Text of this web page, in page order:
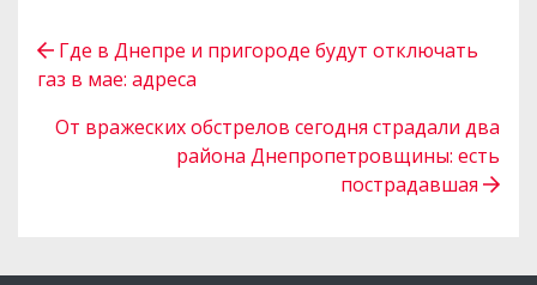
Где в Днепре и пригороде будут отключать
газ в мае: адреса
От вражеских обстрелов сегодня страдали два
района Днепропетровщины: есть
пострадавшая